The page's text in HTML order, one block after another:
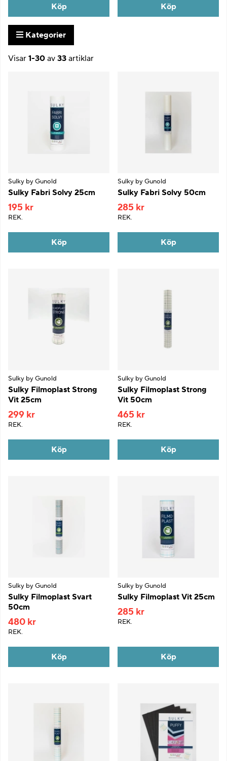
Köp Köp
Kategorier
Visar 1-30 av 33 artiklar
Sulky by Gunold
Sulky Fabri Solvy 25cm
195 kr
REK.
Köp
Sulky by Gunold
Sulky Fabri Solvy 50cm
285 kr
REK.
Köp
Sulky by Gunold
Sulky Filmoplast Strong
Vit 25cm
299 kr
REK.
Köp
Sulky by Gunold
Sulky Filmoplast Strong
Vit 50cm
465 kr
REK.
Köp
Sulky by Gunold
Sulky Filmoplast Svart
50cm
480 kr
REK.
Köp
Sulky by Gunold
Sulky Filmoplast Vit 25cm
285 kr
REK.
Köp